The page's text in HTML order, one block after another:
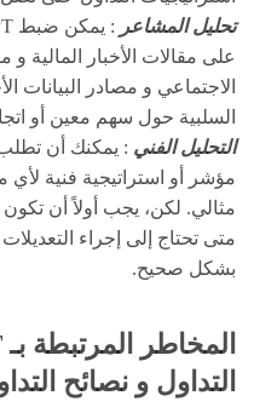
تحليل المشاعر
على مقالات الأخبار المالية
الاجتماعي و مصادر البيانات
السلبية حول سهم معين أو
التحليل الفني
مؤشر أو استراتيجية فنية
مثالي. لكن، يجب أولاً أن
متى تحتاج إلى إجراء
بشكل صحيح.
التداول و نصائح